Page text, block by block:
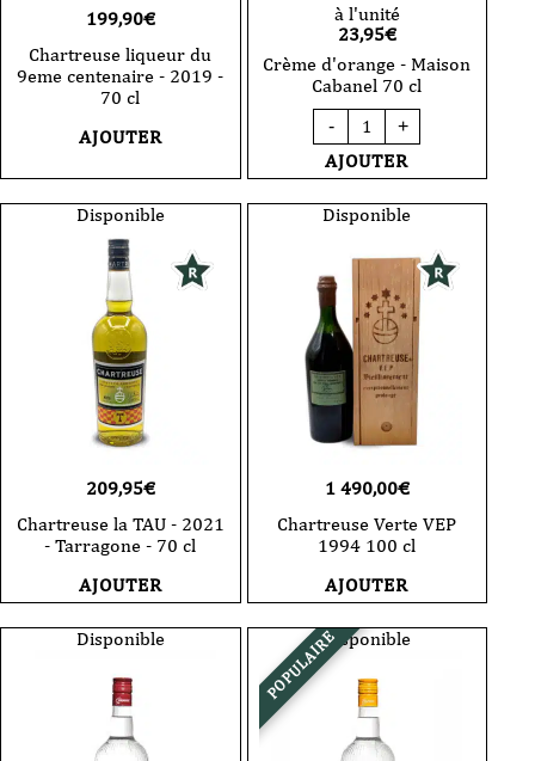
199,90€
Chartreuse liqueur du
9eme centenaire - 2019 -
70 cl
AJOUTER
à l'unité
23,95€
Crème d'orange - Maison
Cabanel 70 cl
-
quantité
de
Crème
d'orange
Maison
Cabanel
cl
+
AJOUTER
Disponible
209,95€
Chartreuse la TAU - 2021
- Tarragone - 70 cl
AJOUTER
Disponible
1 490,00€
Chartreuse Verte VEP
1994 100 cl
AJOUTER
Disponible POPULAIREDisponible